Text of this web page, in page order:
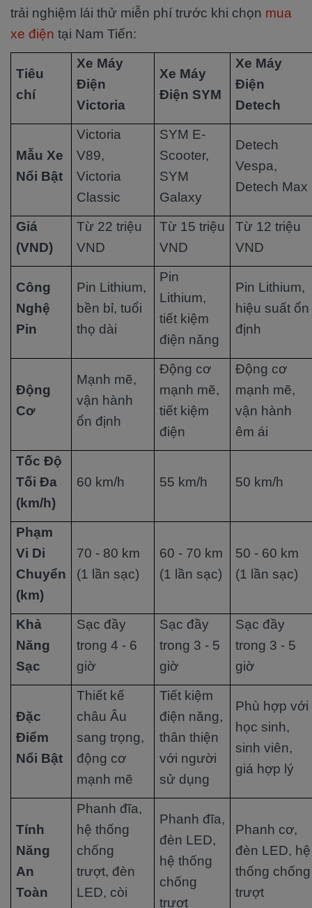
trải nghiệm lái thử miễn phí trước khi chọn mua
xe điện tại Nam Tiến:
Tiêu
chí
Xe Máy
Điện
Victoria
Xe Máy
Điện SYM
Xe Máy
Điện
Detech
Mẫu Xe
Nổi Bật
Victoria
V89,
Victoria
Classic
SYM E-
Scooter,
SYM
Galaxy
Detech
Vespa,
Detech Max
Giá
(VND)
Từ 22 triệu
VND
Từ 15 triệu
VND
Từ 12 triệu
VND
Công
Nghệ
Pin
Pin Lithium,
bền bỉ, tuổi
thọ dài
Pin
Lithium,
tiết kiệm
điện năng
Pin Lithium,
hiệu suất ổn
định
Động
Cơ
Mạnh mẽ,
vận hành
ổn định
Động cơ
mạnh mẽ,
tiết kiệm
điện
Động cơ
mạnh mẽ,
vận hành
êm ái
Tốc Độ
Tối Đa
(km/h)
60 km/h 55 km/h 50 km/h
Phạm
Vi Di
Chuyển
(km)
70 - 80 km
(1 lần sạc)
60 - 70 km
(1 lần sạc)
50 - 60 km
(1 lần sạc)
Khả
Năng
Sạc
Sạc đầy
trong 4 - 6
giờ
Sạc đầy
trong 3 - 5
giờ
Sạc đầy
trong 3 - 5
giờ
Đặc
Điểm
Nổi Bật
Thiết kế
châu Âu
sang trọng,
động cơ
mạnh mẽ
Tiết kiệm
điện năng,
thân thiện
với người
sử dụng
Phù hợp với
học sinh,
sinh viên,
giá hợp lý
Tính
Năng
An
Toàn
Phanh đĩa,
hệ thống
chống
trượt, đèn
LED, còi
Phanh đĩa,
đèn LED,
hệ thống
chống
trượt
Phanh cơ,
đèn LED, hệ
thống chống
trượt